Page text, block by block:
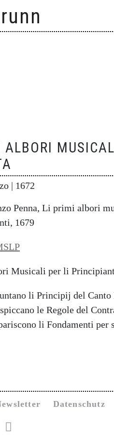
| 1672
Penna, Li primi albori
1679
Musicali per li
li Principij del Canto
le Regole del
li Fondamenti per
Datenschutz